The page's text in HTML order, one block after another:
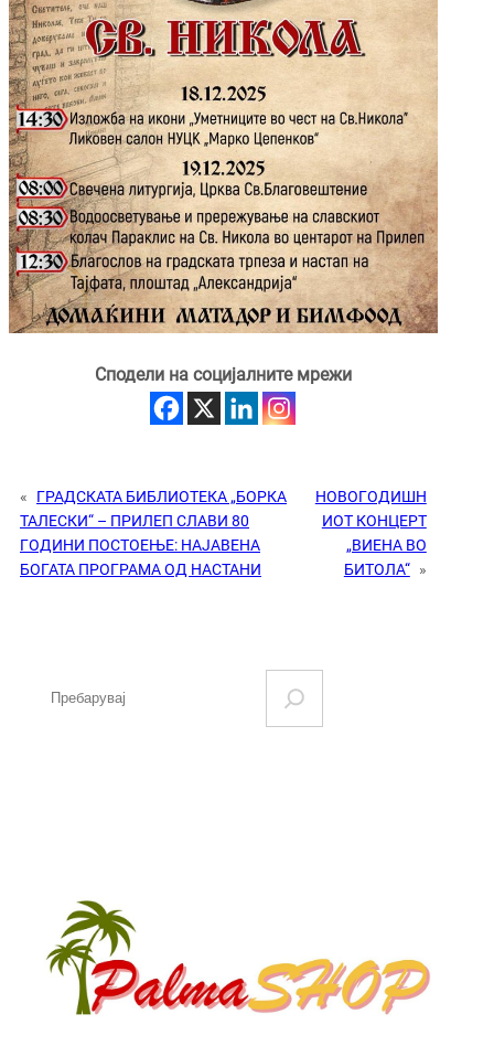
Сподели на социјалните мрежи
«
ГРАДСКАТА БИБЛИОТЕКА „БОРКА
ТАЛЕСКИ“ – ПРИЛЕП СЛАВИ 80
ГОДИНИ ПОСТОЕЊЕ: НАЈАВЕНА
БОГАТА ПРОГРАМА ОД НАСТАНИ
НОВОГОДИШН
ИОТ КОНЦЕРТ
„ВИЕНА ВО
БИТОЛА“ »